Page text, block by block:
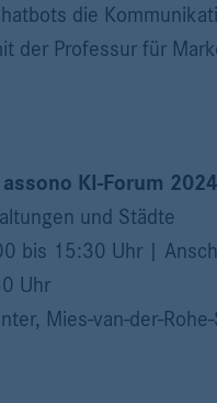
die
der Professur für
KI-Forum
und Städte
bis 15:30 Uhr |
Uhr
Mies-van-der-